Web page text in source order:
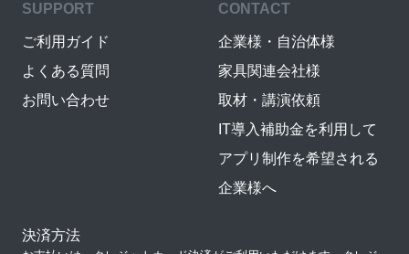
SUPPORT
ご利用ガイド
よくある質問
お問い合わせ
CONTACT
企業様・自治体様
家具関連会社様
取材・講演依頼
IT導入補助金を利用して
アプリ制作を希望される
企業様へ
決済方法